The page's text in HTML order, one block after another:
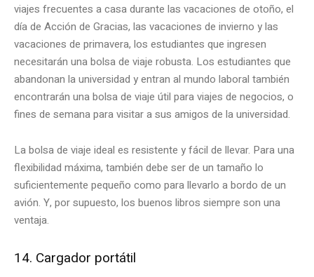
viajes frecuentes a casa durante las vacaciones de otoño, el
día de Acción de Gracias, las vacaciones de invierno y las
vacaciones de primavera, los estudiantes que ingresen
necesitarán una bolsa de viaje robusta. Los estudiantes que
abandonan la universidad y entran al mundo laboral también
encontrarán una bolsa de viaje útil para viajes de negocios, o
fines de semana para visitar a sus amigos de la universidad.
La bolsa de viaje ideal es resistente y fácil de llevar. Para una
flexibilidad máxima, también debe ser de un tamaño lo
suficientemente pequeño como para llevarlo a bordo de un
avión. Y, por supuesto, los buenos libros siempre son una
ventaja.
14. Cargador portátil